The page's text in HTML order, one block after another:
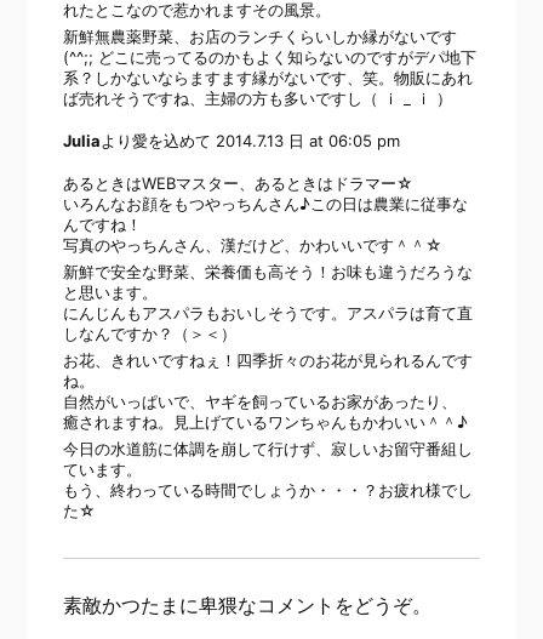
れたとこなので惹かれますその風景。
新鮮無農薬野菜、お店のランチくらいしか縁がないです
(^^;; どこに売ってるのかもよく知らないのですがデパ地下
系？しかないならますます縁がないです、笑。物販にあれ
ば売れそうですね、主婦の方も多いですし（ ｉ _ ｉ ）
Juliaより愛を込めて 2014.7.13 日 at 06:05 pm
あるときはWEBマスター、あるときはドラマー☆
いろんなお顔をもつやっちんさん♪この日は農業に従事な
んですね！
写真のやっちんさん、漢だけど、かわいいです＾＾☆
新鮮で安全な野菜、栄養価も高そう！お味も違うだろうな
と思います。
にんじんもアスパラもおいしそうです。アスパラは育て直
しなんですか？（＞＜）
お花、きれいですねぇ！四季折々のお花が見られるんです
ね。
自然がいっぱいで、ヤギを飼っているお家があったり、
癒されますね。見上げているワンちゃんもかわいい＾＾♪
今日の水道筋に体調を崩して行けず、寂しいお留守番組し
ています。
もう、終わっている時間でしょうか・・・？お疲れ様でし
た☆
素敵かつたまに卑猥なコメントをどうぞ。